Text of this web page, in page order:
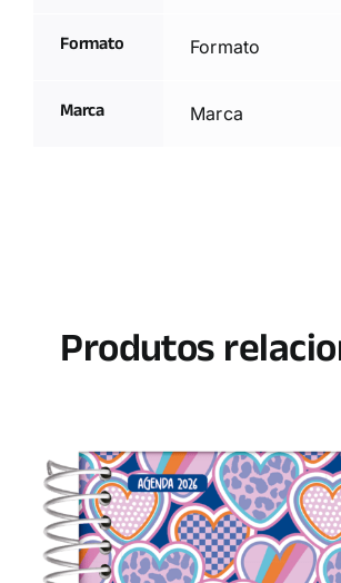
Formato Formato
Marca Marca
Produtos